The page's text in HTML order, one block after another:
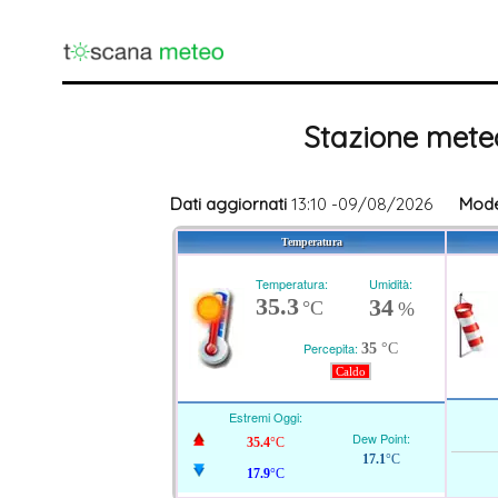
Stazione
Dati aggiornati 13:10 -09/08/2026
Temperatura
Temperatura:
35.3 °C
Umidità:
34 %
Percepita: 35 °C
Caldo
Estremi Oggi:
35.4°C
17.9°C
Dew Point:
17.1°C